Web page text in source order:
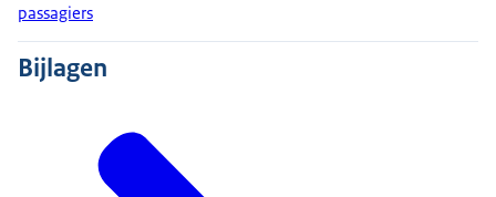
passagiers
Bijlagen